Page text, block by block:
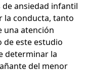
ansiedad infantil
la conducta, tanto
una atención
de este estudio
determinar la
del menor